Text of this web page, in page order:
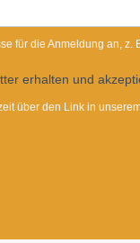
für die Anmeldung an, z.
erhalten und
über den Link in